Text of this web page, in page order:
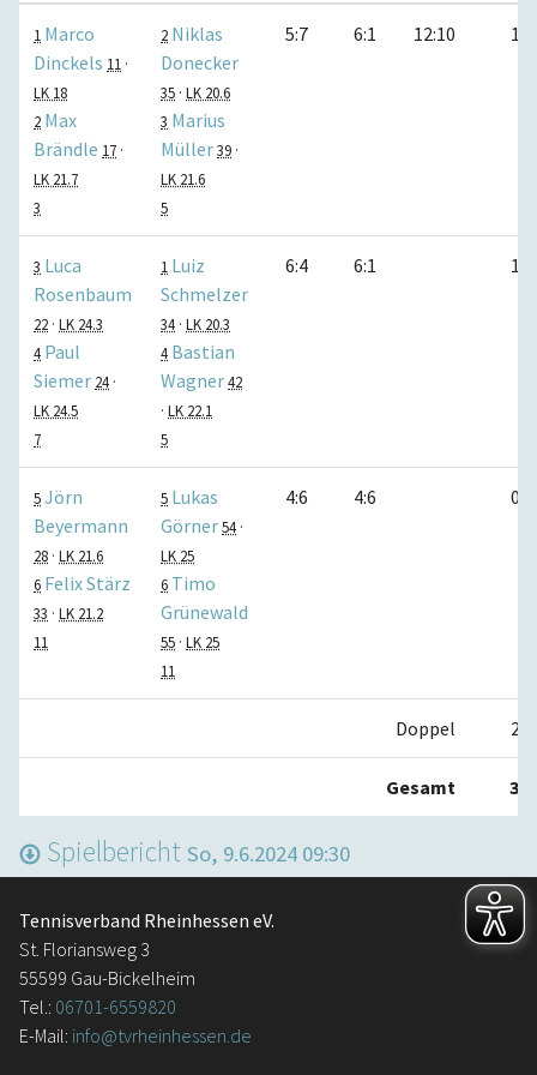
1 Marco
Dinckels 11 ·
LK 18
2 Max
Brändle 17 ·
LK 21.7
3
2 Niklas
Donecker
35 · LK 20.6
3 Marius
Müller39 ·
LK 21.6
5
5:7 6:1 12:10 1:0
3 Luca
Rosenbaum
22 · LK 24.3
4 Paul
Siemer 24 ·
LK 24.5
7
1 Luiz
Schmelzer
34 · LK 20.3
4 Bastian
Wagner42
· LK 22.1
5
6:4 6:1 1:0
5Jörn
Beyermann
28 · LK 21.6
6 Felix Stärz
33 · LK 21.2
11
5 Lukas
Görner54 ·
LK 25
6 Timo
Grünewald
55 · LK 25
11
4:6 4:6 0:1
Doppel 2:1
Gesamt 3:6
Spielbericht So, 9.6.2024 09:30
Tennisverband Rheinhessen eV.
St. Floriansweg 3
55599 Gau-Bickelheim
Tel.: 06701-6559820
E-Mail: info@tvrheinhessen.de